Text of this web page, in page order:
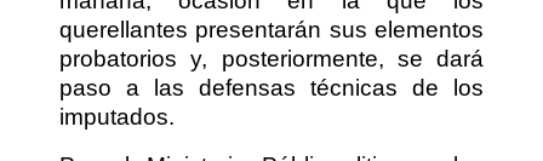
querellantes presentarán sus elementos
probatorios y, posteriormente, se dará
paso a las defensas técnicas de los
imputados.